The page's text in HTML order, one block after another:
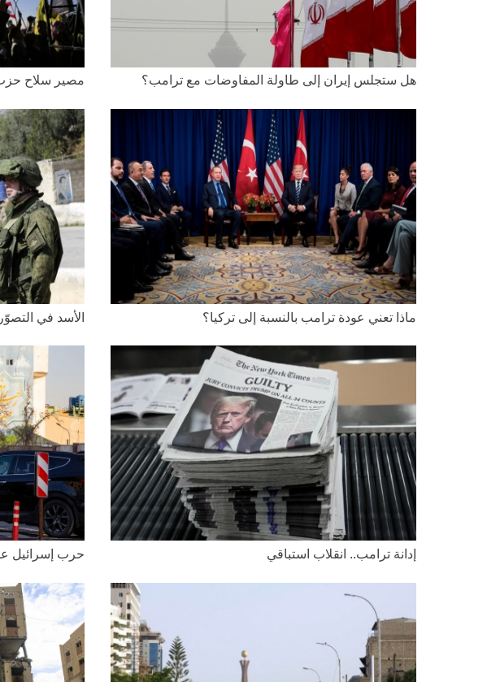
هل ستجلس إيران إلى طاولة المفاوضات مع ترامب؟ مصير سلاح حزب
ماذا تعني عودة ترامب بالنسبة إلى تركيا؟ الأسد في
إدانة ترامب.. انقلاب استباقي حرب إسرائيل